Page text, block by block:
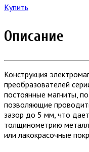
Купить
Описание
Конструкция
преобразователей
постоянные магниты,
позволяющие
зазор до 5 мм, что
толщинометрию
или лакокрасочные